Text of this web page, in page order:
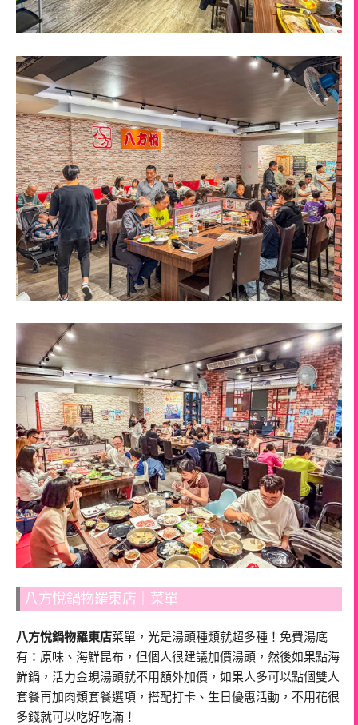
八方悅鍋物羅東店｜菜單
八方悅鍋物羅東店菜單，光是湯頭種類就超多種！免費湯底
有：原味、海鮮昆布，但個人很建議加價湯頭，然後如果點海
鮮鍋，活力金蜆湯頭就不用額外加價，如果人多可以點個雙人
套餐再加肉類套餐選項，搭配打卡、生日優惠活動，不用花很
多錢就可以吃好吃滿！